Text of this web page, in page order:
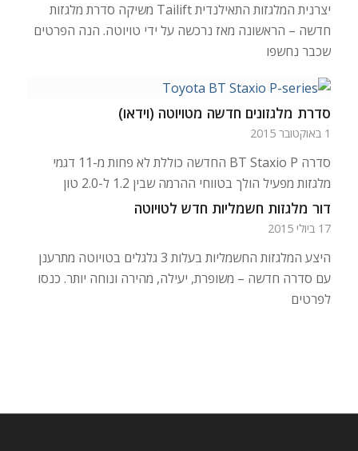
יצרנית המלגזות התאילנדית Tailift משיקה סדרת מלגזות
חדשה – הראשונה מאז נרכשה על ידי טויוטה. הנה הפרטים
שכבר נחשפו
סדרת מלגזונים חדשה מטויוטה (וידאו)
1 באוקטובר 2015
סדרה BT Staxio P החדשה כוללת לא פחות מ-11 דגמי
מלגזות מפעיל הולך בטווחי ההרמה שבין 1.2 ל-2.0 טון
דור מלגזות חשמליות חדש לטויוטה
17 ביולי 2015
היצע המלגזות החשמליות בעלות 3 גלגלים בטויוטה מתרענן
עם סדרה חדשה – משופרת, יעילה, מהירה ונוחה יותר. כנסו
לפרטים